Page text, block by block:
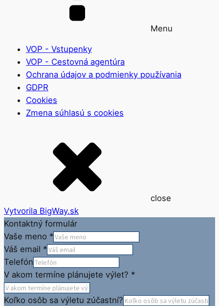
Menu
VOP - Vstupenky
VOP - Cestovná agentúra
Ochrana údajov a podmienky používania
GDPR
Cookies
Zmena súhlasú s cookies
close
Vytvorila BigWay.sk
Kontaktný formulár
Vaše meno *
Váš email *
Telefón
V akom termíne plánujete výlet? *
Koľko osôb sa výletu zúčastní?